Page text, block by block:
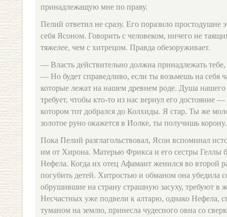
принадлежащую мне по праву.
Пелий ответил не сразу. Его поразило простодушие
себя Ясоном. Говорить с человеком, ничего не
тяжелее, чем с хитрецом. Правда обезоруживает.
— Власть действительно должна принадлежать
— Но будет справедливо, если ты возьмешь на себя
которые лежат на нашем древнем роде. Душа
требует, чтобы кто-то из нас вернул его достояние
котором тот добрался до Колхиды. Я стар. Ты же
золотое руно окажется в Иолке, ты получишь корону.
Пока Пелий разглагольствовал, Ясон вспоминал
им от Хирона. Матерью Фрикса и его сестры Геллы
Нефела. Когда их отец Афамант женился во второй
погубить детей. Хитростью и обманом она убедила
обрушившие на страну страшную засуху, требуют в
Несчастных уже подвели к алтарю, однако Нефела,
туманом на землю, принесла чудесного овна со